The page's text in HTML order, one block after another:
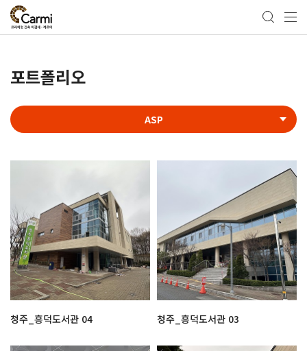
포트폴리오
ASP
청주_흥덕도서관 04 청주_흥덕도서관 03